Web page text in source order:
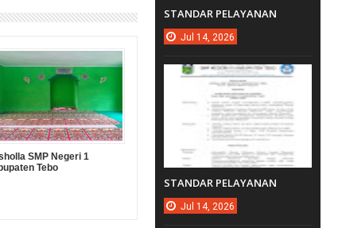
SMP Negeri 1
Tebo
STANDAR PELAYANAN
Jul 14, 2026
STANDAR PELAYANAN
Jul 14, 2026